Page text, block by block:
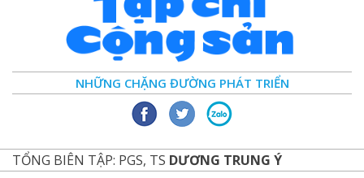
NHỮNG CHẶNG ĐƯỜNG PHÁT TRIỂN
TỔNG BIÊN TẬP: PGS, TS DƯƠNG TRUNG Ý